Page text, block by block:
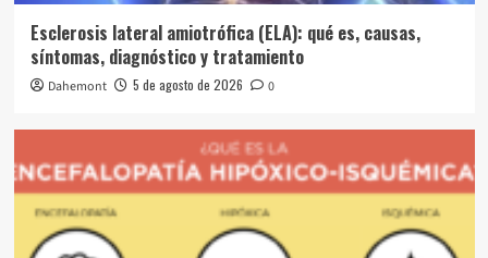
Esclerosis lateral amiotrófica (ELA): qué es, causas,
síntomas, diagnóstico y tratamiento
Dahemont 5 de agosto de 2026 0